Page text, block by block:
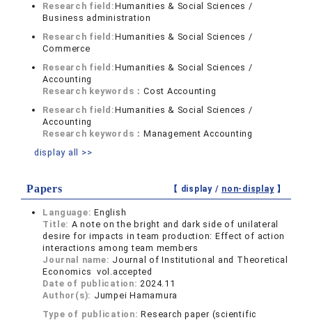
Research field:Humanities & Social Sciences /
Business administration
Research field:Humanities & Social Sciences /
Commerce
Research field:Humanities & Social Sciences /
Accounting
Research keywords：Cost Accounting
Research field:Humanities & Social Sciences /
Accounting
Research keywords：Management Accounting
display all >>
Papers 【 display / non-display】
Language:English
Title: A note on the bright and dark side of unilateral
desire for impacts in team production: Effect of action
interactions among team members
Journal name: Journal of Institutional and Theoretical
Economics vol.accepted
Date of publication:2024.11
Author(s): Jumpei Hamamura
Type of publication:Research paper (scientific